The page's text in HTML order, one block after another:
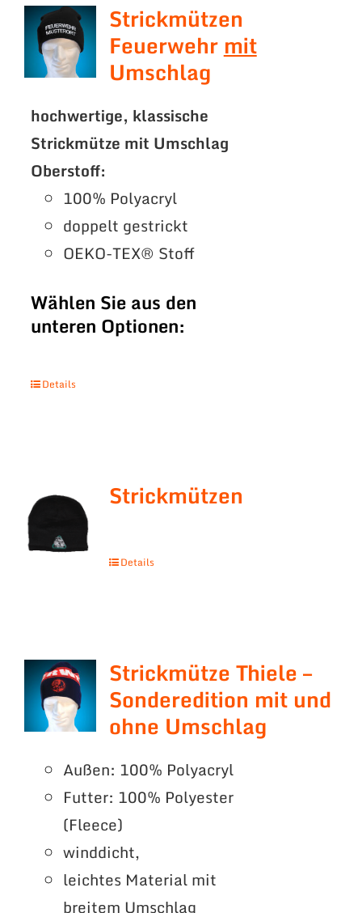
Strickmützen
Feuerwehr mit
Umschlag
hochwertige, klassische
Strickmütze mit Umschlag
Oberstoff:
100% Polyacryl
doppelt gestrickt
OEKO-TEX® Stoff
Wählen Sie aus den
unteren Optionen:
Details
Strickmützen
Details
Strickmütze Thiele –
Sonderedition mit und
ohne Umschlag
Außen: 100% Polyacryl
Futter: 100% Polyester
(Fleece)
winddicht,
leichtes Material mit
breitem Umschlag